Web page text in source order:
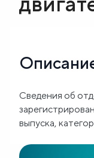
О
FAQ
Сведения об
выпуска,